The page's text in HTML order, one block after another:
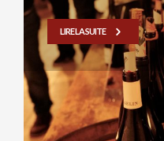
LIRE LA SUITE